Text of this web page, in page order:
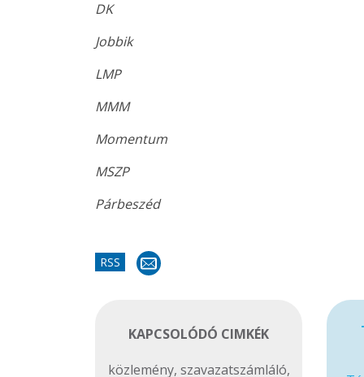
DK
Jobbik
LMP
MMM
Momentum
MSZP
Párbeszéd
RSS
KAPCSOLÓDÓ CIMKÉK
közlemény, szavazatszámláló,